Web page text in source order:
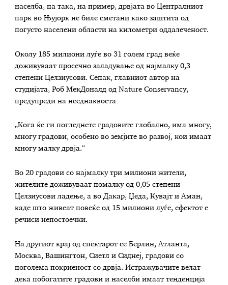
населба, па така, на пример, дрвјата во Централниот
парк во Њујорк не биле сметани како заштита од
погусто населени области на километри оддалеченост.
Околу 185 милиони луѓе во 31 голем град веќе
доживуваат просечно заладување од најмалку 0,3
степени Целзиусови. Сепак, главниот автор на
студијата, Роб МекДоналд од Nature Conservancy,
предупреди на нееднаквоста:
„Кога ќе ги погледнете градовите глобално, има многу,
многу градови, особено во земјите во развој, кои имаат
многу малку дрвја.“
Во 20 градови со најмалку три милиони жители,
жителите доживуваат помалку од 0,05 степени
Целзиусови ладење, а во Дакар, Џеда, Кувајт и Аман,
каде што живеат повеќе од 15 милиони луѓе, ефектот е
речиси непостоечки.
На другиот крај од спектарот се Берлин, Атланта,
Москва, Вашингтон, Сиетл и Сиднеј, градови со
поголема покриеност со дрвја. Истражувачите велат
дека побогатите градови и населби имаат тенденција